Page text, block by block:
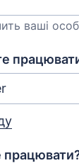
ваші